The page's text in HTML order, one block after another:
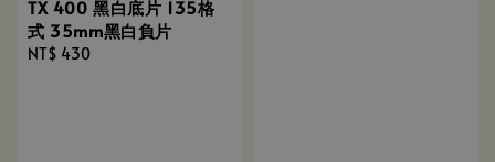
TX 400 黑白底片 135格
式 35mm黑白負片
Regular
NT$ 430